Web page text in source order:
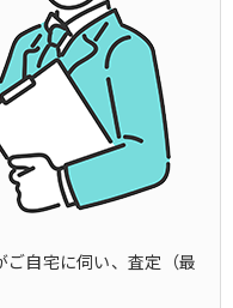
自宅に伺い、査定（最